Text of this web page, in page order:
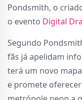
Pondsmith, o
o evento Digital
Segundo
fãs já apelidam
terá um novo
e promete